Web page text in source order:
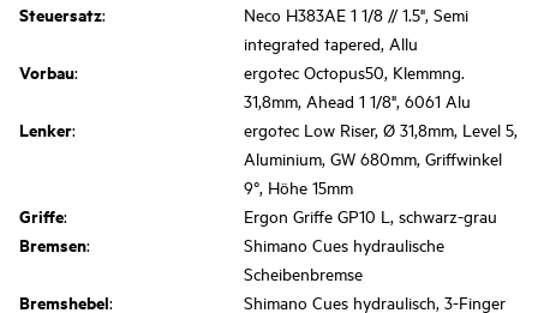
Steuersatz:
Neco H383AE 1 1/8 // 1.5", Semi
integrated tapered, Allu
Vorbau:
ergotec Octopus50, Klemmng.
31,8mm, Ahead 1 1/8", 6061 Alu
Lenker:
ergotec Low Riser, Ø 31,8mm, Level 5,
Aluminium, GW 680mm, Griffwinkel
9°, Höhe 15mm
Griffe: Ergon Griffe GP10 L, schwarz-grau
Bremsen:
Shimano Cues hydraulische
Scheibenbremse
Bremshebel: Shimano Cues hydraulisch, 3-Finger